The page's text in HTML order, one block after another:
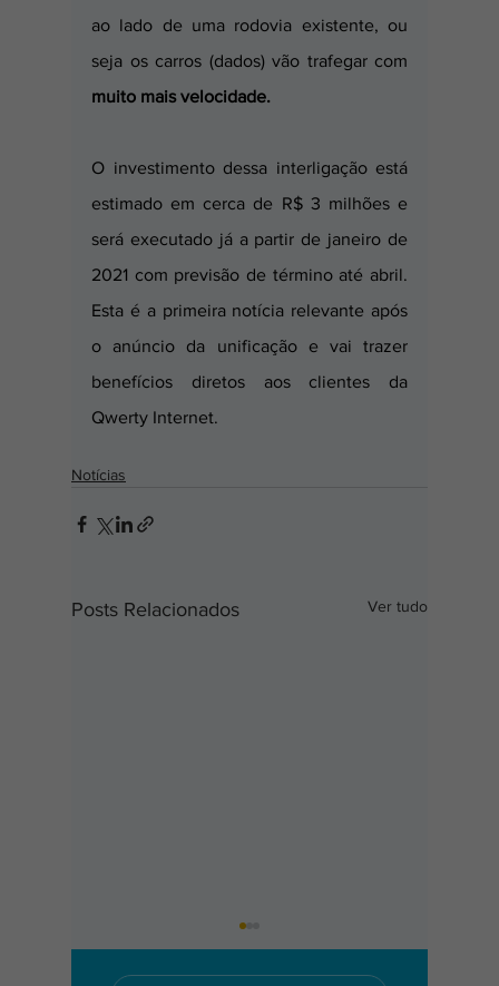
ao lado de uma rodovia existente, ou
muito mais velocidade.
O investimento dessa interligação está
estimado em cerca de R$ 3 milhões e
será executado já a partir de janeiro de
2021 com previsão de término até abril.
Esta é a primeira notícia relevante após
o anúncio da unificação e vai trazer
benefícios diretos aos clientes da
Qwerty Internet.
Notícias
Posts Relacionados Ver tudo